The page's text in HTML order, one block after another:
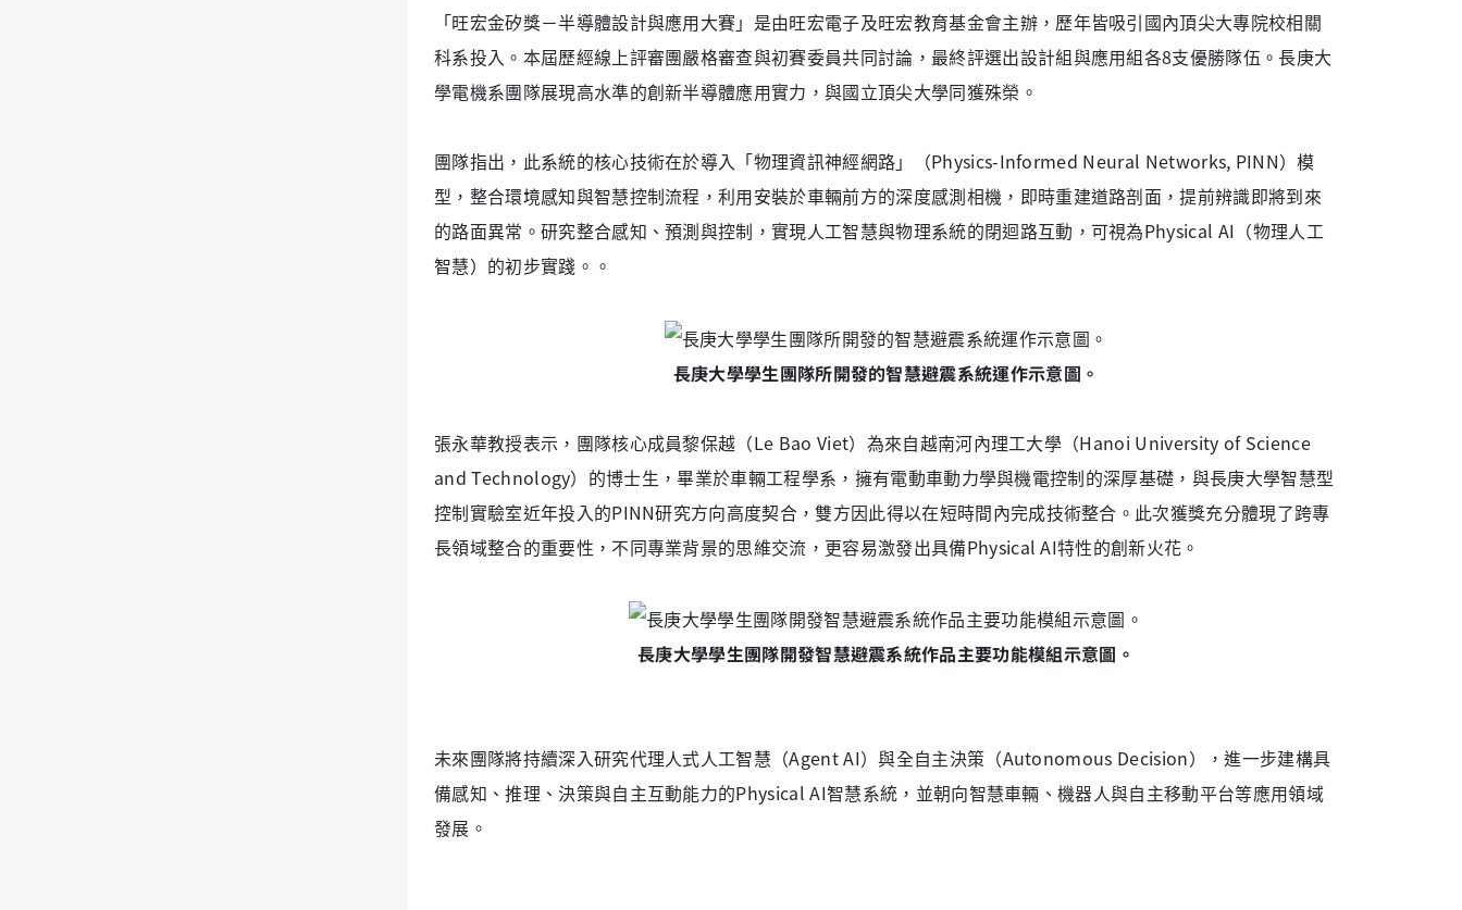
「旺宏金矽獎－半導體設計與應用大賽」是由旺宏電子及旺宏教育基金會主辦，歷年皆吸引國內頂尖大專院校相關
科系投入。本屆歷經線上評審團嚴格審查與初賽委員共同討論，最終評選出設計組與應用組各8支優勝隊伍。長庚大
學電機系團隊展現高水準的創新半導體應用實力，與國立頂尖大學同獲殊榮。
團隊指出，此系統的核心技術在於導入「物理資訊神經網路」（Physics-Informed Neural Networks, PINN）模
型，整合環境感知與智慧控制流程，利用安裝於車輛前方的深度感測相機，即時重建道路剖面，提前辨識即將到來
的路面異常。研究整合感知、預測與控制，實現人工智慧與物理系統的閉迴路互動，可視為Physical AI（物理人工
智慧）的初步實踐。。
長庚大學學生團隊所開發的智慧避震系統運作示意圖。
張永華教授表示，團隊核心成員黎保越（Le Bao Viet）為來自越南河內理工大學（Hanoi University of Science
and Technology）的博士生，畢業於車輛工程學系，擁有電動車動力學與機電控制的深厚基礎，與長庚大學智慧型
控制實驗室近年投入的PINN研究方向高度契合，雙方因此得以在短時間內完成技術整合。此次獲獎充分體現了跨專
長領域整合的重要性，不同專業背景的思維交流，更容易激發出具備Physical AI特性的創新火花。
長庚大學學生團隊開發智慧避震系統作品主要功能模組示意圖。
未來團隊將持續深入研究代理人式人工智慧（Agent AI）與全自主決策（Autonomous Decision），進一步建構具
備感知、推理、決策與自主互動能力的Physical AI智慧系統，並朝向智慧車輛、機器人與自主移動平台等應用領域
發展。